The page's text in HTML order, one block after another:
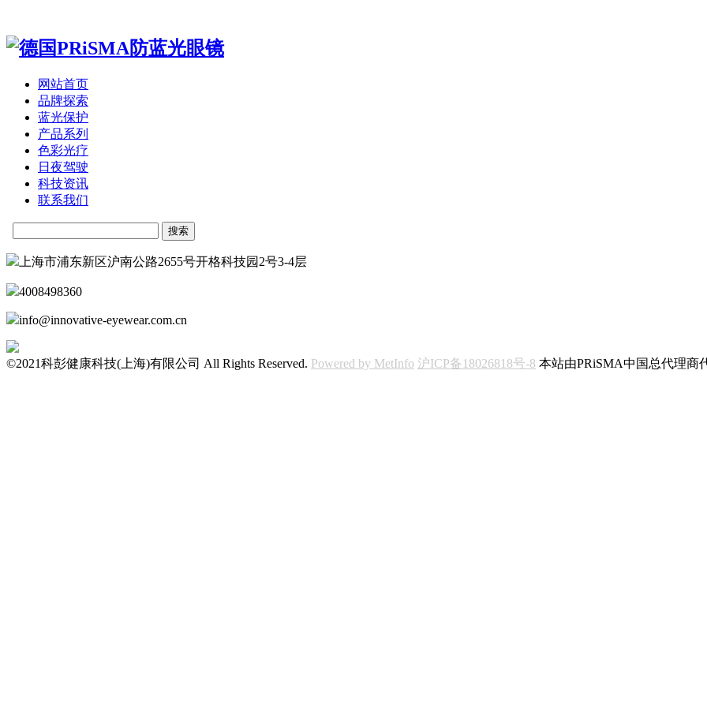
网站首页
品牌探索
蓝光保护
产品系列
色彩光疗
日夜驾驶
科技资讯
联系我们
上海市浦东新区沪南公路2655号开格科技园2号3-4层
4008498360
info@innovative-eyewear.com.cn
©2021科彭健康科技(上海)有限公司 All Rights Reserved. Powered by MetInfo 沪ICP备18026818号-8 本站由PRiSMA中国总代理商